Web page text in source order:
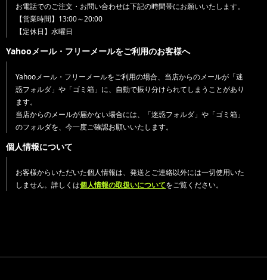
お電話でのご注文・お問い合わせは下記の時間帯にお願いいたします。
【営業時間】13:00～20:00
【定休日】水曜日
Yahooメール・フリーメールをご利用のお客様へ
Yahooメール・フリーメールをご利用の場合、当店からのメールが「迷
惑フォルダ」や「ゴミ箱」に、自動で振り分けられてしまうことがあり
ます。
当店からのメールが届かない場合には、「迷惑フォルダ」や「ゴミ箱」
のフォルダを、今一度ご確認お願いいたします。
個人情報について
お客様からいただいた個人情報は、発送とご連絡以外には一切使用いた
しません。詳しくは個人情報の取扱いについてをご覧ください。